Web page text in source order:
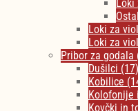
Loki
Loki za
Loki za
Pribor za godala
Dušilci (17)
Kobilice
Kolofonije
Kovčki in